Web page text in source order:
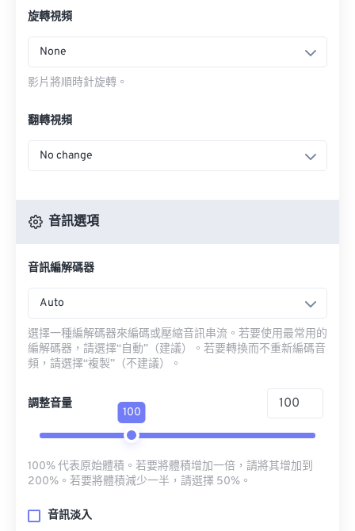
旋轉視頻
None
影片將順時針旋轉。
翻轉視頻
No change
音訊選項
音訊編解碼器
Auto
選擇一種編解碼器來編碼或壓縮音訊串流。若要使用最常用的
編解碼器，請選擇“自動”（建議）。若要轉換而不重新編碼音
頻，請選擇“複製”（不建議）。
調整音量
100
100% 代表原始體積。若要將體積增加一倍，請將其增加到
200%。若要將體積減少一半，請選擇 50%。
音訊淡入